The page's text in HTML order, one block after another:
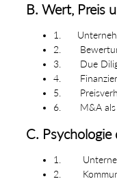
B. Wert, Preis
1.
2.
3. Due
4.
5.
6. M&A als
C.
1.
2.